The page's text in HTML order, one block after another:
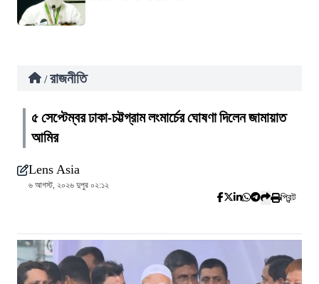
/ রাজনীতি
৫ সেপ্টেম্বর ঢাকা-চট্টগ্রাম লংমার্চের ঘোষণা দিলেন জামায়াত
আমির
Lens Asia
৬ আগস্ট, ২০২৬ দুপুর ০২:১২
প্রিন্ট